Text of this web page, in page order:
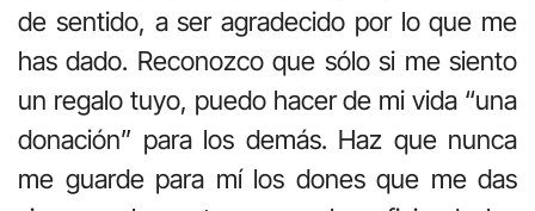
de sentido, a ser agradecido por lo que me
has dado. Reconozco que sólo si me siento
un regalo tuyo, puedo hacer de mi vida “una
donación” para los demás. Haz que nunca
me guarde para mí los dones que me das